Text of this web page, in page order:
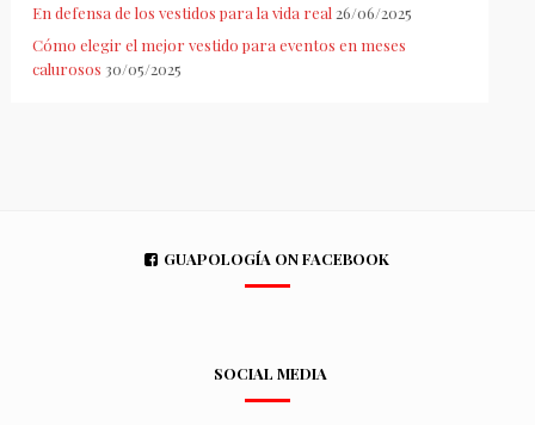
En defensa de los vestidos para la vida real 26/06/2025
Cómo elegir el mejor vestido para eventos en meses
calurosos 30/05/2025
GUAPOLOGÍA ON FACEBOOK
SOCIAL MEDIA